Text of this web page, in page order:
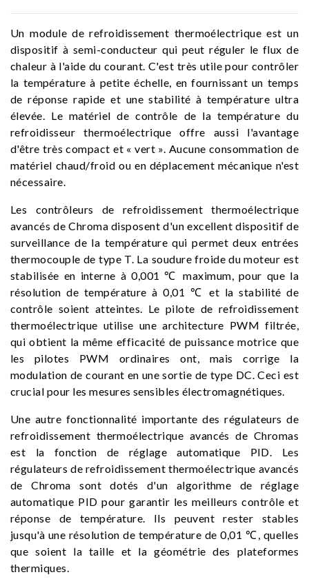
Un module de refroidissement thermoélectrique est un
dispositif à semi-conducteur qui peut réguler le flux de
chaleur à l'aide du courant. C'est très utile pour contrôler
la température à petite échelle, en fournissant un temps
de réponse rapide et une stabilité à température ultra
élevée. Le matériel de contrôle de la température du
refroidisseur thermoélectrique offre aussi l'avantage
d'être très compact et « vert ». Aucune consommation de
matériel chaud/froid ou en déplacement mécanique n'est
nécessaire.
Les contrôleurs de refroidissement thermoélectrique
avancés de Chroma disposent d'un excellent dispositif de
surveillance de la température qui permet deux entrées
thermocouple de type T. La soudure froide du moteur est
stabilisée en interne à 0,001 ℃ maximum, pour que la
résolution de température à 0,01 ℃ et la stabilité de
contrôle soient atteintes. Le pilote de refroidissement
thermoélectrique utilise une architecture PWM filtrée,
qui obtient la même efficacité de puissance motrice que
les pilotes PWM ordinaires ont, mais corrige la
modulation de courant en une sortie de type DC. Ceci est
crucial pour les mesures sensibles électromagnétiques.
Une autre fonctionnalité importante des régulateurs de
refroidissement thermoélectrique avancés de Chromas
est la fonction de réglage automatique PID. Les
régulateurs de refroidissement thermoélectrique avancés
de Chroma sont dotés d'un algorithme de réglage
automatique PID pour garantir les meilleurs contrôle et
réponse de température. Ils peuvent rester stables
jusqu'à une résolution de température de 0,01 ℃, quelles
que soient la taille et la géométrie des plateformes
thermiques.